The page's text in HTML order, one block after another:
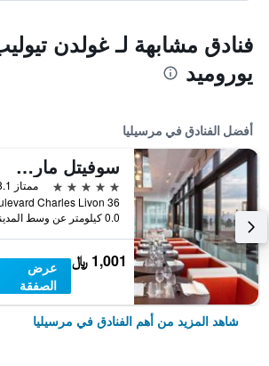
فنادق مشابهة لـ غولدن
يوروميد
أفضل الفنادق في مرسيليا
سوفيتل مارسيي فيو- بور
5 نجوم
ممتاز 8.1
0.0 كيلومتر عن وسط المدينة
1,001 ﷼
عرض
الصفقة
شاهد المزيد من أهم الفنادق في مرسيليا